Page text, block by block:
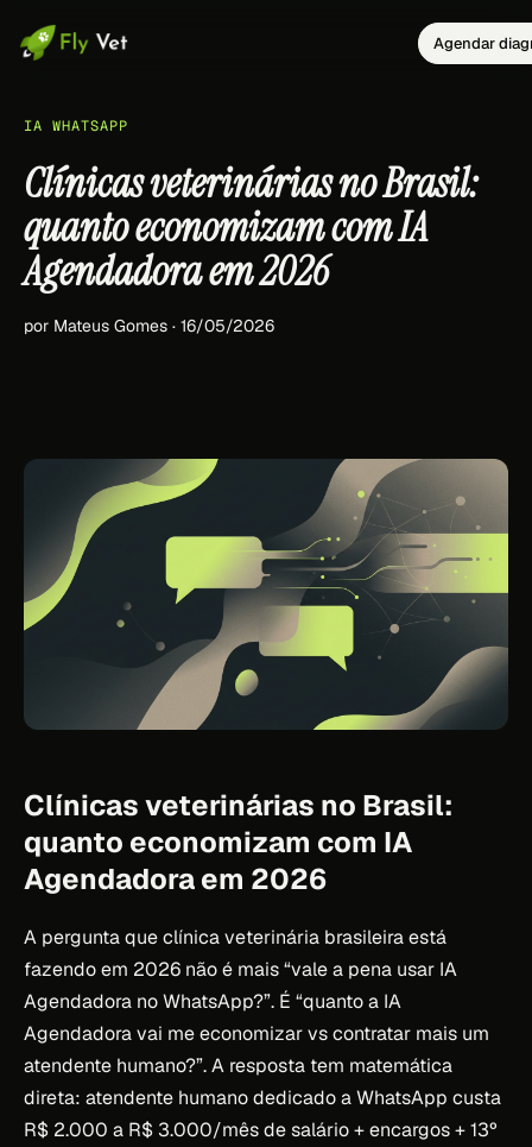
Agendar
IA WHATSAPP
Clínicas veterinárias no Brasil:
quanto economizam com IA
Agendadora em 2026
por Mateus Gomes · 16/05/2026
Clínicas veterinárias no Brasil:
quanto economizam com IA
Agendadora em 2026
A pergunta que clínica veterinária brasileira está
fazendo em 2026 não é mais “vale a pena usar IA
Agendadora no WhatsApp?”. É “quanto a IA
Agendadora vai me economizar vs contratar mais um
atendente humano?”. A resposta tem matemática
direta: atendente humano dedicado a WhatsApp custa
R$ 2.000 a R$ 3.000/mês de salário + encargos + 13º